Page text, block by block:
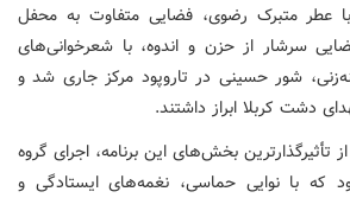
عطر متبرک رضوی، فضایی متفاوت به محفل
سرشار از حزن و اندوه، با شعرخوانی‌های
شور حسینی در تاروپود مرکز جاری شد و
دشت کربلا ابراز داشتند.
تأثیرگذارترین بخش‌های این برنامه، اجرای گروه
که با نوایی حماسی، نغمه‌های ایستادگی و